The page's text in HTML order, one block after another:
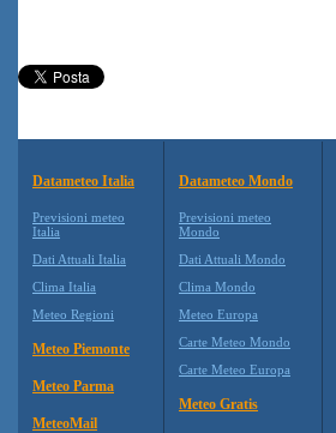
Datameteo Italia
Previsioni meteo
Italia
Dati Attuali Italia
Clima Italia
Meteo Regioni
Meteo Piemonte
Meteo Parma
MeteoMail
Datameteo Mondo
Previsioni meteo
Mondo
Dati Attuali Mondo
Clima Mondo
Meteo Europa
Carte Meteo Mondo
Carte Meteo Europa
Meteo Gratis